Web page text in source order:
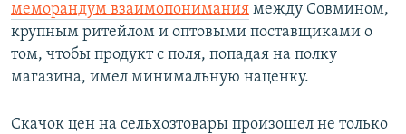
меморандум взаимопонимания между Совмином,
крупным ритейлом и оптовыми поставщиками о
том, чтобы продукт с поля, попадая на полку
магазина, имел минимальную наценку.
Скачок цен на сельхозтовары произошел не только